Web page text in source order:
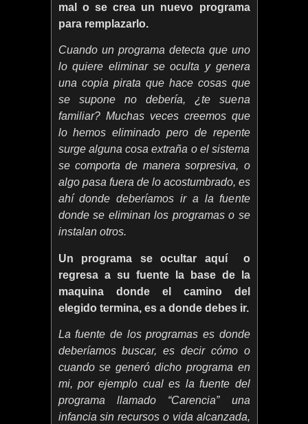
mal o se crea un nuevo programa
para remplazarlo.
Cuando un programa detecta que uno
lo quiere eliminar se oculta y genera
una copia pirata que hace cosas que
se supone no debería, ¿te suena
familiar? Muchas veces creemos que
lo hemos eliminado pero de repente
surge alguna cosa extraña o el sistema
se comporta de manera sorpresiva, o
algo pasa fuera de lo acostumbrado, es
ahí donde deberíamos ir a la fuente
donde se eliminan los programas o se
instalan otros.
Un programa se ocultar aquí o
regresa a su fuente la base de la
maquina donde el camino del
elegido termina, es a donde debes ir.
La fuente de los programas es donde
deberíamos buscar, es decir cómo o
cuando se generó dicho programa en
mi, por ejemplo cual es la fuente del
programa llamado “Carencia” una
infancia sin recursos o vida alcanzada,